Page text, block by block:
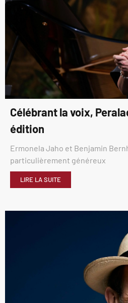
Célébrant la voix,
édition
Ermonela Jaho et Benjamin
particulièrement généreux
LIRE LA SUITE